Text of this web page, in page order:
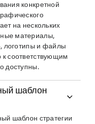
конкретной
на нескольких
материалы,
логотипы и файлы
к соответствующим
доступны.
шаблон
шаблон стратегии